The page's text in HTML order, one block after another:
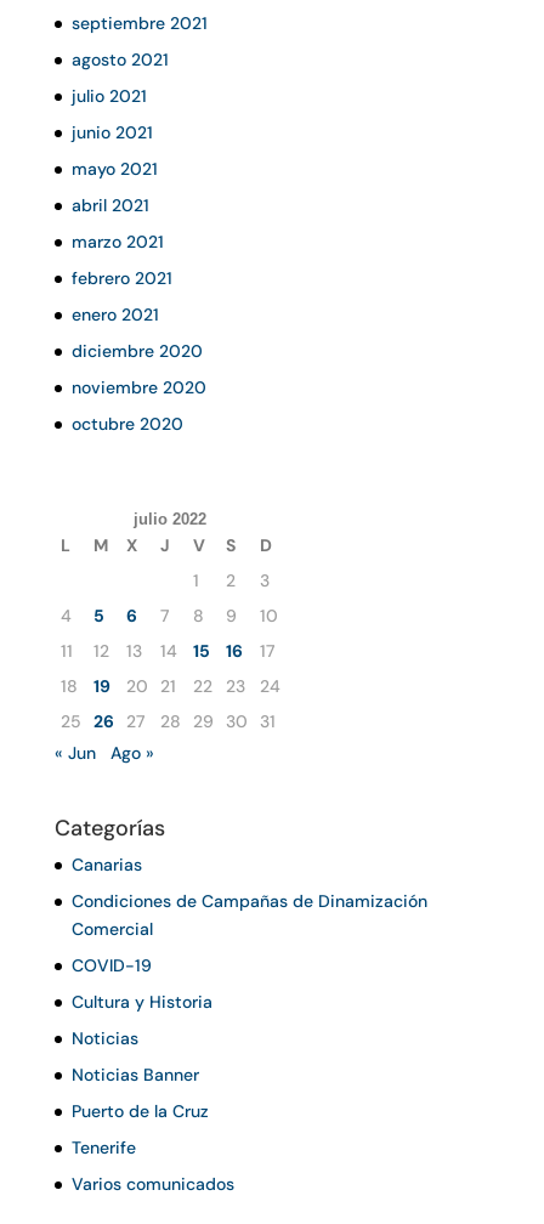
septiembre 2021
agosto 2021
julio 2021
junio 2021
mayo 2021
abril 2021
marzo 2021
febrero 2021
enero 2021
diciembre 2020
noviembre 2020
octubre 2020
julio 2022
L M X J V S
D
1
2
3
4
5 6 7 8 9
10
11
12 13 14 15 16
17
18
19 20 21 22 23
24
25
26 27 28 29 30
31
« Jun
Ago »
Categorías
Canarias
Condiciones de Campañas de Dinamización
Comercial
COVID-19
Cultura y Historia
Noticias
Noticias Banner
Puerto de la Cruz
Tenerife
Varios comunicados